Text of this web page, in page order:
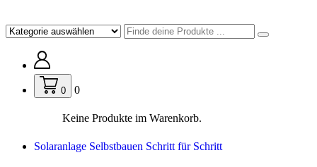
Inhalt
0 0
Keine Produkte im Warenkorb.
Solaranlage Selbstbauen Schritt für Schritt